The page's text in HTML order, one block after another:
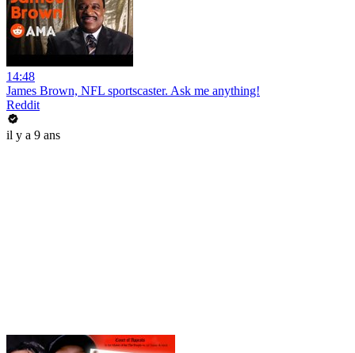
14:48
James Brown, NFL sportscaster. Ask me anything!
Reddit
il y a 9 ans